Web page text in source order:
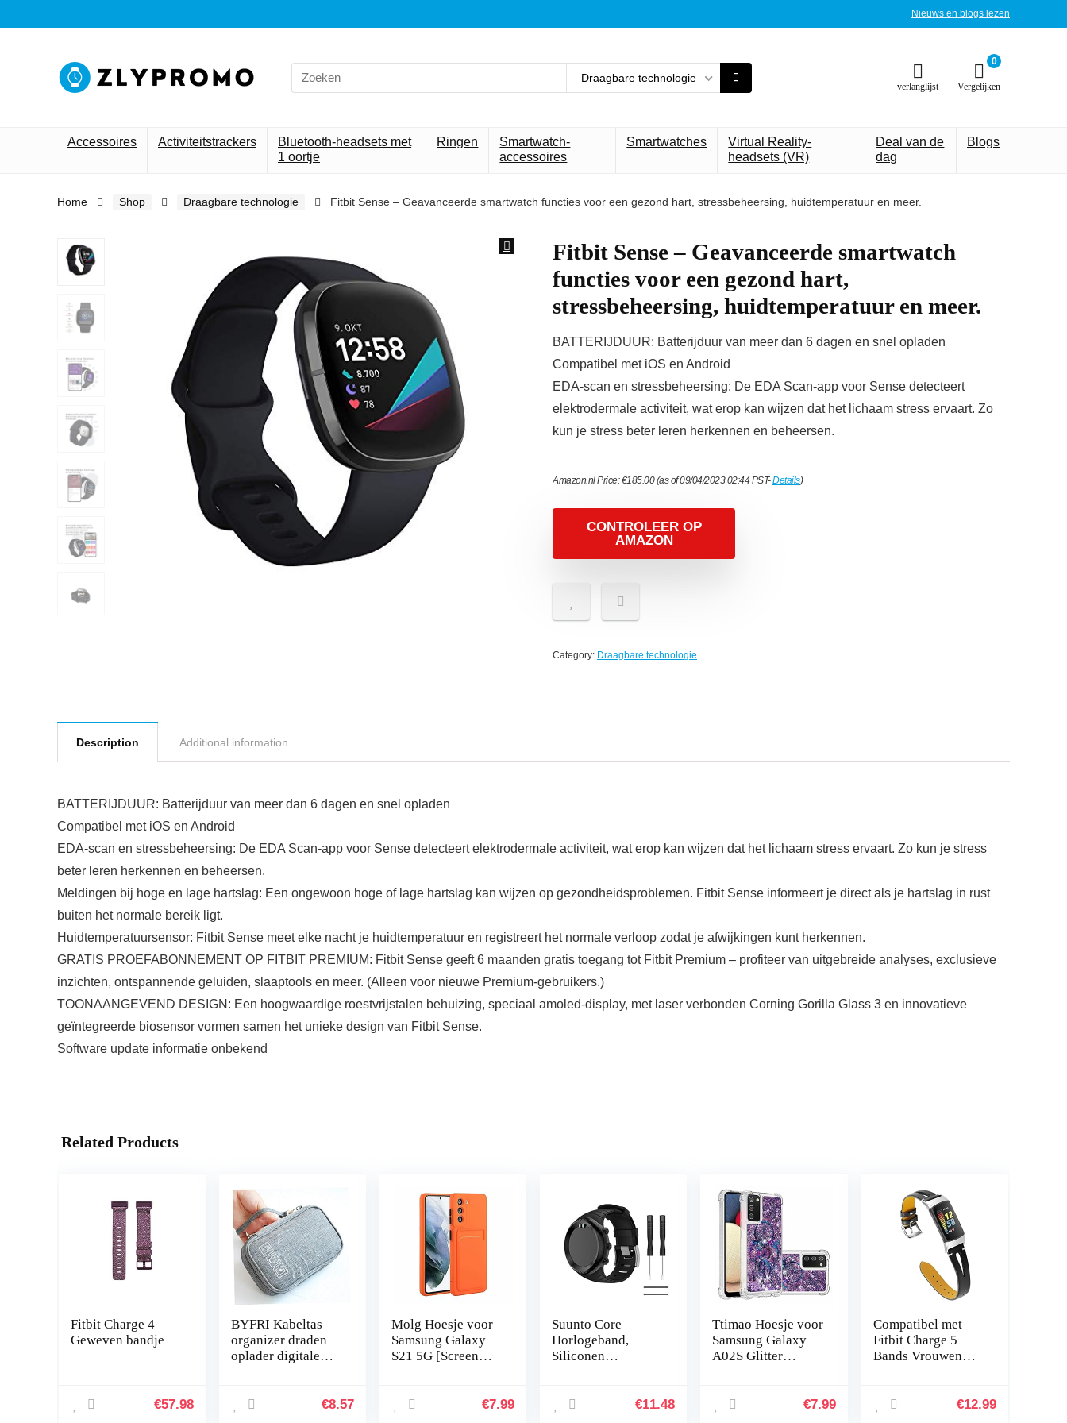
Nieuws en blogs lezen
Search
for:
Draagbare technologie
verlanglijst
0
Vergelijken
Accessoires Activiteitstrackers
Bluetooth-headsets met
1 oortje
Ringen
Smartwatch-
accessoires
Smartwatches
Virtual Reality-
headsets (VR)
Deal van de
dag
Blogs
Home Shop Draagbare technologie Fitbit Sense – Geavanceerde smartwatch functies voor een gezond hart, stressbeheersing, huidtemperatuur en meer.
Fitbit Sense – Geavanceerde smartwatch
functies voor een gezond hart,
stressbeheersing, huidtemperatuur en meer.
BATTERIJDUUR: Batterijduur van meer dan 6 dagen en snel opladen
Compatibel met iOS en Android
EDA-scan en stressbeheersing: De EDA Scan-app voor Sense detecteert
elektrodermale activiteit, wat erop kan wijzen dat het lichaam stress ervaart. Zo
kun je stress beter leren herkennen en beheersen.
Amazon.nl Price:€185.00(as of 09/04/2023 02:44 PST-Details)
CONTROLEER OP
AMAZON
Category: Draagbare technologie
Description Additional information
BATTERIJDUUR: Batterijduur van meer dan 6 dagen en snel opladen
Compatibel met iOS en Android
EDA-scan en stressbeheersing: De EDA Scan-app voor Sense detecteert elektrodermale activiteit, wat erop kan wijzen dat het lichaam stress ervaart. Zo kun je stress
beter leren herkennen en beheersen.
Meldingen bij hoge en lage hartslag: Een ongewoon hoge of lage hartslag kan wijzen op gezondheidsproblemen. Fitbit Sense informeert je direct als je hartslag in rust
buiten het normale bereik ligt.
Huidtemperatuursensor: Fitbit Sense meet elke nacht je huidtemperatuur en registreert het normale verloop zodat je afwijkingen kunt herkennen.
GRATIS PROEFABONNEMENT OP FITBIT PREMIUM: Fitbit Sense geeft 6 maanden gratis toegang tot Fitbit Premium – profiteer van uitgebreide analyses, exclusieve
inzichten, ontspannende geluiden, slaaptools en meer. (Alleen voor nieuwe Premium-gebruikers.)
TOONAANGEVEND DESIGN: Een hoogwaardige roestvrijstalen behuizing, speciaal amoled-display, met laser verbonden Corning Gorilla Glass 3 en innovatieve
geïntegreerde biosensor vormen samen het unieke design van Fitbit Sense.
Software update informatie onbekend
Related Products
Fitbit Charge 4
Geweven bandje
€57.98
BYFRI Kabeltas
organizer draden
oplader digitale
elektronische
€8.57
Molg Hoesje voor
Samsung Galaxy
S21 5G [Screen
TPU Siliconen
€7.99
Suunto Core
Horlogeband,
Siliconen
Suunto Core,
€11.48
Ttimao Hoesje voor
Samsung Galaxy
A02S Glitter
Telefoonhoes
€7.99
Compatibel met
Fitbit Charge 5
Bands Vrouwen
Vervanging
€12.99